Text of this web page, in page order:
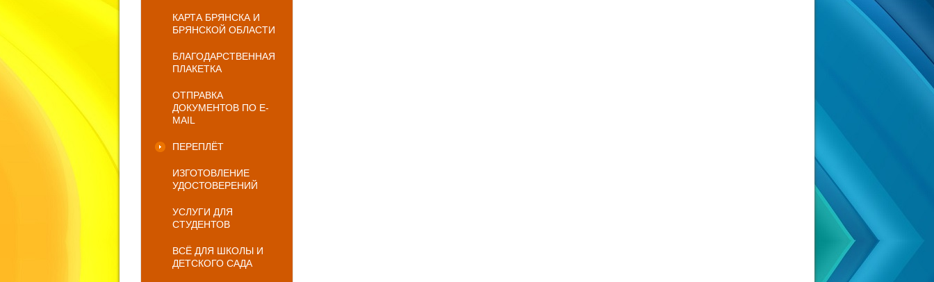
КАРТА БРЯНСКА И
БРЯНСКОЙ ОБЛАСТИ
БЛАГОДАРСТВЕННАЯ
ПЛАКЕТКА
ОТПРАВКА
ДОКУМЕНТОВ ПО E-
MAIL
ПЕРЕПЛЁТ
ИЗГОТОВЛЕНИЕ
УДОСТОВЕРЕНИЙ
УСЛУГИ ДЛЯ
СТУДЕНТОВ
ВСЁ ДЛЯ ШКОЛЫ И
ДЕТСКОГО САДА